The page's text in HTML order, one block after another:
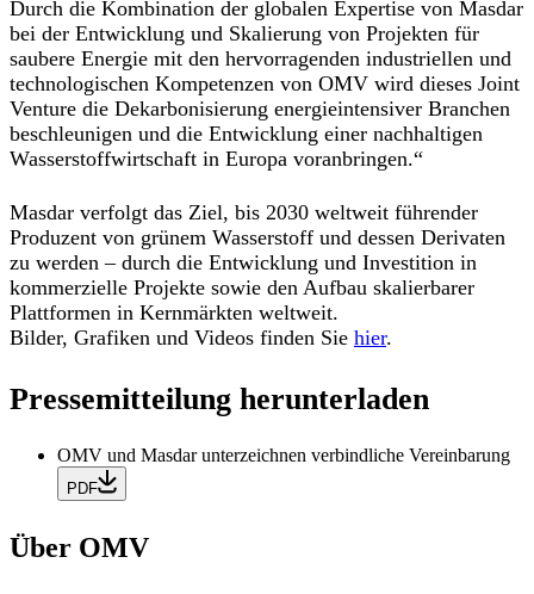
Durch die Kombination der globalen Expertise von Masdar
bei der Entwicklung und Skalierung von Projekten für
saubere Energie mit den hervorragenden industriellen und
technologischen Kompetenzen von OMV wird dieses Joint
Venture die Dekarbonisierung energieintensiver Branchen
beschleunigen und die Entwicklung einer nachhaltigen
Wasserstoffwirtschaft in Europa voranbringen.“
Masdar verfolgt das Ziel, bis 2030 weltweit führender
Produzent von grünem Wasserstoff und dessen Derivaten
zu werden – durch die Entwicklung und Investition in
kommerzielle Projekte sowie den Aufbau skalierbarer
Plattformen in Kernmärkten weltweit.
Bilder, Grafiken und Videos finden Sie hier.
Pressemitteilung herunterladen
OMV und Masdar unterzeichnen verbindliche Vereinbarung
PDF
Über OMV